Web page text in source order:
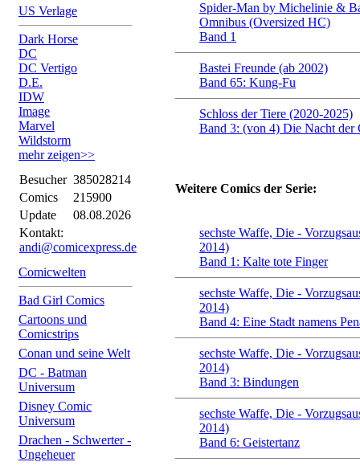
US Verlage
Dark Horse
DC
DC Vertigo
D.E.
IDW
Image
Marvel
Wildstorm
mehr zeigen>>
Besucher 385028214
Comics
215900
Update
08.08.2026
Kontakt:
andi@comicexpress.de
Comicwelten
Bad Girl Comics
Cartoons und
Comicstrips
Conan und seine Welt
DC - Batman
Universum
Disney Comic
Universum
Drachen - Schwerter -
Ungeheuer
Spider-Man by Michelinie &
Omnibus (Oversized HC)
Band 1
Bastei Freunde (ab 2002)
Band 65: Kung-Fu
Schloss der Tiere (2020-2025)
Band 3: (von 4) Die Nacht der
Weitere Comics der Serie:
sechste Waffe, Die -
2014)
Band 1: Kalte tote Finger
sechste Waffe, Die -
2014)
Band 4: Eine Stadt namens
sechste Waffe, Die -
2014)
Band 3: Bindungen
sechste Waffe, Die -
2014)
Band 6: Geistertanz